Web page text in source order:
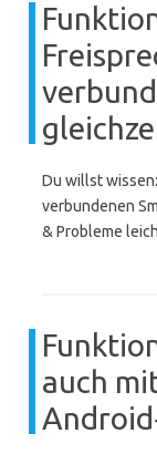
Du willst
verbundenen
& Probleme
auch